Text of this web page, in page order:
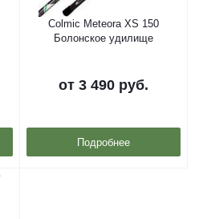
Colmic Meteora XS 150
Болонское удилище
от 3 490 руб.
Подробнее